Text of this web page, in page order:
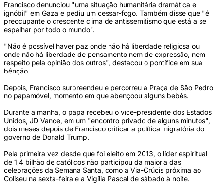
Francisco denunciou "uma situação humanitária dramática e
ignóbil" em Gaza e pediu um cessar-fogo. Também disse que "é
preocupante o crescente clima de antissemitismo que está a se
espalhar por todo o mundo".
"Não é possível haver paz onde não há liberdade religiosa ou
onde não há liberdade de pensamento nem de expressão, nem
respeito pela opinião dos outros", destacou o pontífice em sua
bênção.
Depois, Francisco surpreendeu e percorreu a Praça de São Pedro
no papamóvel, momento em que abençoou alguns bebês.
Durante a manhã, o papa recebeu o vice-presidente dos Estados
Unidos, JD Vance, em um "encontro privado de alguns minutos",
dois meses depois de Francisco criticar a política migratória do
governo de Donald Trump.
Pela primeira vez desde que foi eleito em 2013, o líder espiritual
de 1,4 bilhão de católicos não participou da maioria das
celebrações da Semana Santa, como a Via-Crúcis próxima ao
Coliseu na sexta-feira e a Vigília Pascal de sábado à noite.